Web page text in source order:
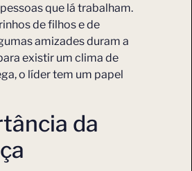
que lá trabalham.
de filhos e de
amizades duram a
existir um clima de
o líder tem um papel
da